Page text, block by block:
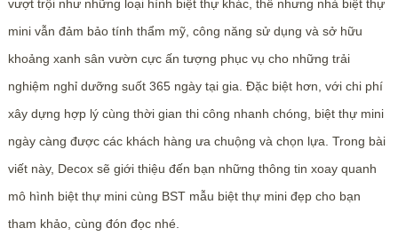
vượt trội như những loại hình biệt thự khác, thế nhưng nhà biệt thự
mini vẫn đảm bảo tính thẩm mỹ, công năng sử dụng và sở hữu
khoảng xanh sân vườn cực ấn tượng phục vụ cho những trải
nghiệm nghỉ dưỡng suốt 365 ngày tại gia. Đặc biệt hơn, với chi phí
xây dựng hợp lý cùng thời gian thi công nhanh chóng, biệt thự mini
ngày càng được các khách hàng ưa chuộng và chọn lựa. Trong bài
viết này, Decox sẽ giới thiệu đến bạn những thông tin xoay quanh
mô hình biệt thự mini cùng BST mẫu biệt thự mini đẹp cho bạn
tham khảo, cùng đón đọc nhé.